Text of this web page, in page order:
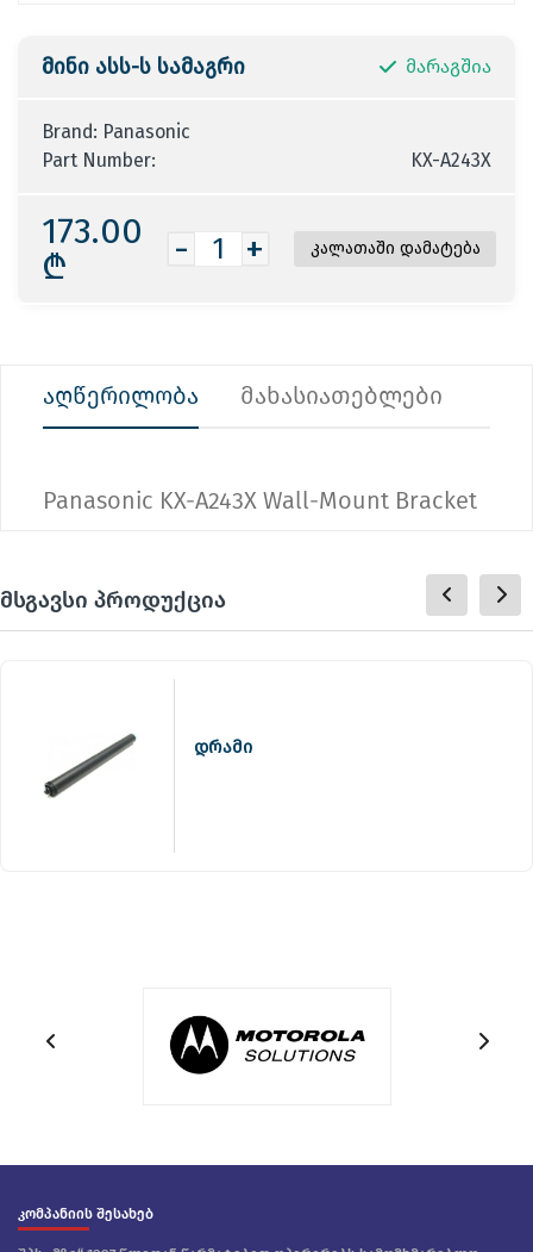
მინი ასს-ს სამაგრი მარაგშია
Brand: Panasonic
Part Number:
KX-A243X
173.00
₾
- +
აღწერილობა მახასიათებლები
Panasonic KX-A243X Wall-Mount Bracket
მსგავსი პროდუქცია
დრამი
კომპანიის შესახებ